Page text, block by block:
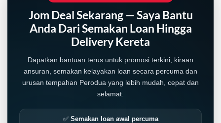
Jom Deal Sekarang — Saya Bantu
Anda Dari Semakan Loan Hingga
Delivery Kereta
Dapatkan bantuan terus untuk promosi terkini, kiraan
ansuran, semakan kelayakan loan secara percuma dan
urusan tempahan Perodua yang lebih mudah, cepat dan
selamat.
✅ Semakan loan awal percuma